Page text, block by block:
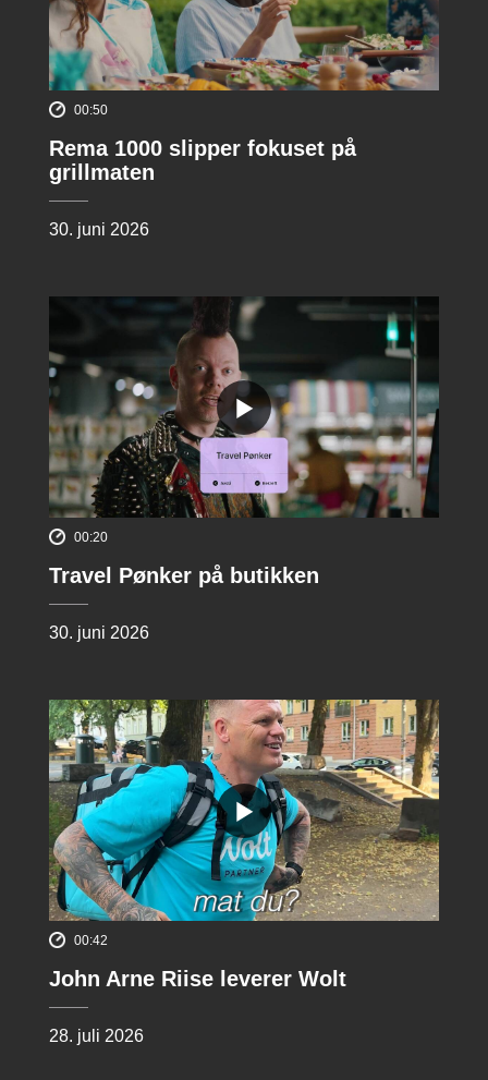
00:50
Rema 1000 slipper fokuset på
grillmaten
30. juni 2026
00:20
Travel Pønker på butikken
30. juni 2026
00:42
John Arne Riise leverer Wolt
28. juli 2026